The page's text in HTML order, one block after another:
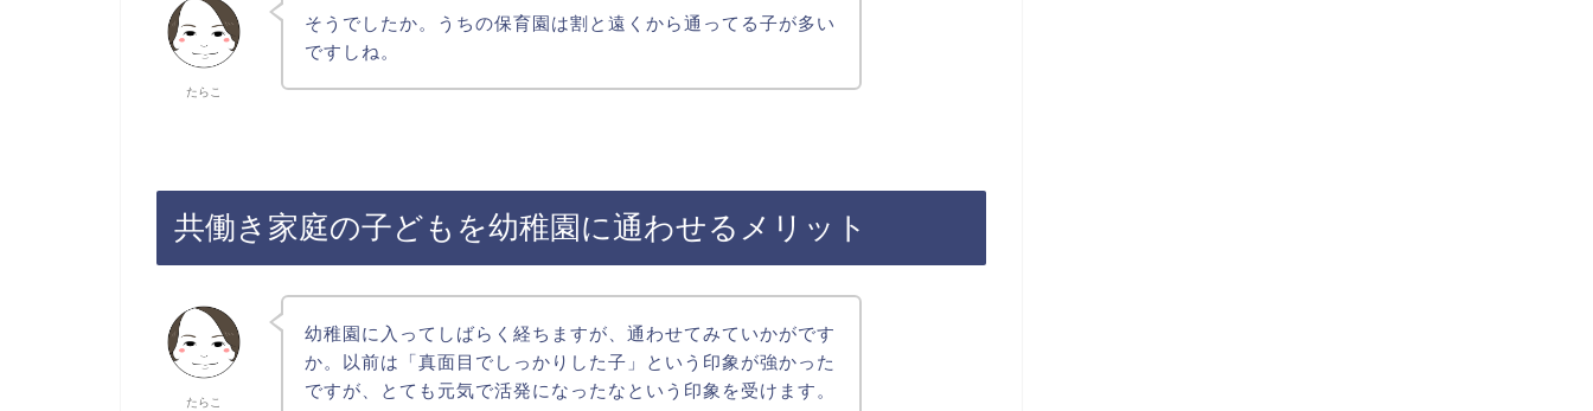
たらこ
そうでしたか。うちの保育園は割と遠くから通ってる子が多い
ですしね。
共働き家庭の子どもを幼稚園に通わせるメリット
たらこ
幼稚園に入ってしばらく経ちますが、通わせてみていかがです
か。以前は「真面目でしっかりした子」という印象が強かった
ですが、とても元気で活発になったなという印象を受けます。